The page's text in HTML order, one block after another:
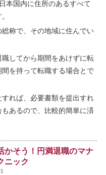
本国内に住所のあるすべて
称で、その地域に住んでい
してから期間をあけずに転
を持って転職する場合とで
れば、必要書類を提出すれ
あるので、比較的簡単に済
かそう！円満退職のマナ
ニック